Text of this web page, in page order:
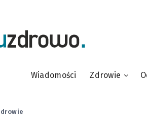
Wiadomości Zdrowie